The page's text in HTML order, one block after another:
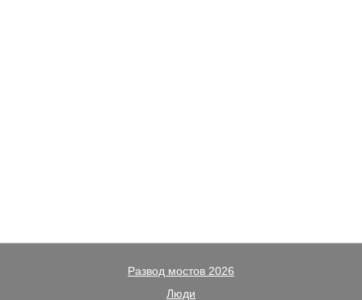
Развод мостов 2026
Люди